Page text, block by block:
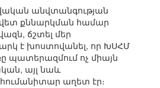
անվտանգության
քննարկման համար
ճշտել մեր
է խոստովանել, որ ԽՍՀՄ
պատերազմում ոչ միայն
այլ նաև
աղետ էր։